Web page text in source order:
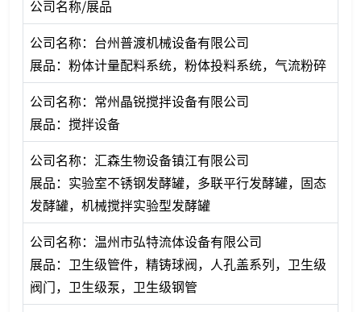
公司名称/展品
公司名称：台州普渡机械设备有限公司
展品：粉体计量配料系统，粉体投料系统，气流粉碎
公司名称：常州晶锐搅拌设备有限公司
展品：搅拌设备
公司名称：汇森生物设备镇江有限公司
展品：实验室不锈钢发酵罐，多联平行发酵罐，固态
发酵罐，机械搅拌实验型发酵罐
公司名称：温州市弘特流体设备有限公司
展品：卫生级管件，精铸球阀，人孔盖系列，卫生级
阀门，卫生级泵，卫生级钢管